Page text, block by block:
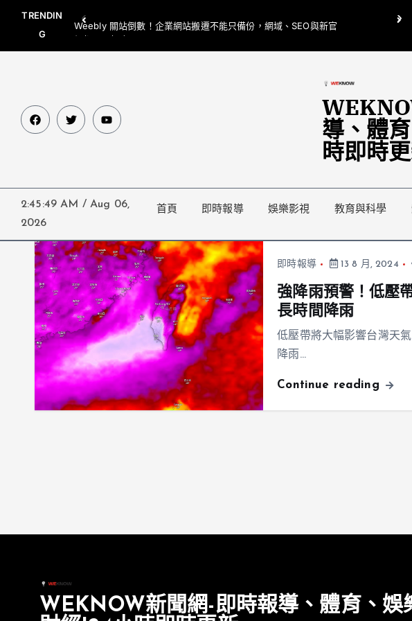
TRENDIN
G
Weebly 關站倒數！企業網站搬遷不能只備份，網域、SEO與新官
網都要一起處理
翁曉玲喊刪陸
導、體
時即時
2:45:49 AM / Aug 06,
2026
首頁 即時報導 娛樂影視 教育與科學
即時報導 13 8 月, 2024
強降雨預警！低壓
長時間降雨
低壓帶將大幅影響台灣天
降雨…
Continue reading
WEKNOW新聞網-即時報導、體育、娛